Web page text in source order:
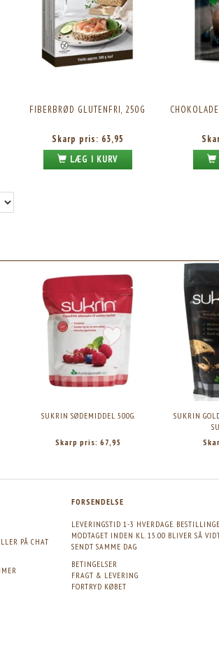
76,95
FIBERBRØD GLUTENFRI, 250G
Skarp pris: 63,95
LÆG I KURV
SUKRIN SØDEMIDDEL 500G.
Skarp pris:67,95
SUKRIN
PÅ CHAT
FORSENDELSE
LEVERINGSTID 1-3 HVERDAGE.
MODTAGET INDEN KL. 15.00 BLIVER SÅ
SENDT SAMME DAG
BETINGELSER
FRAGT & LEVERING
FORTRYD KØBET